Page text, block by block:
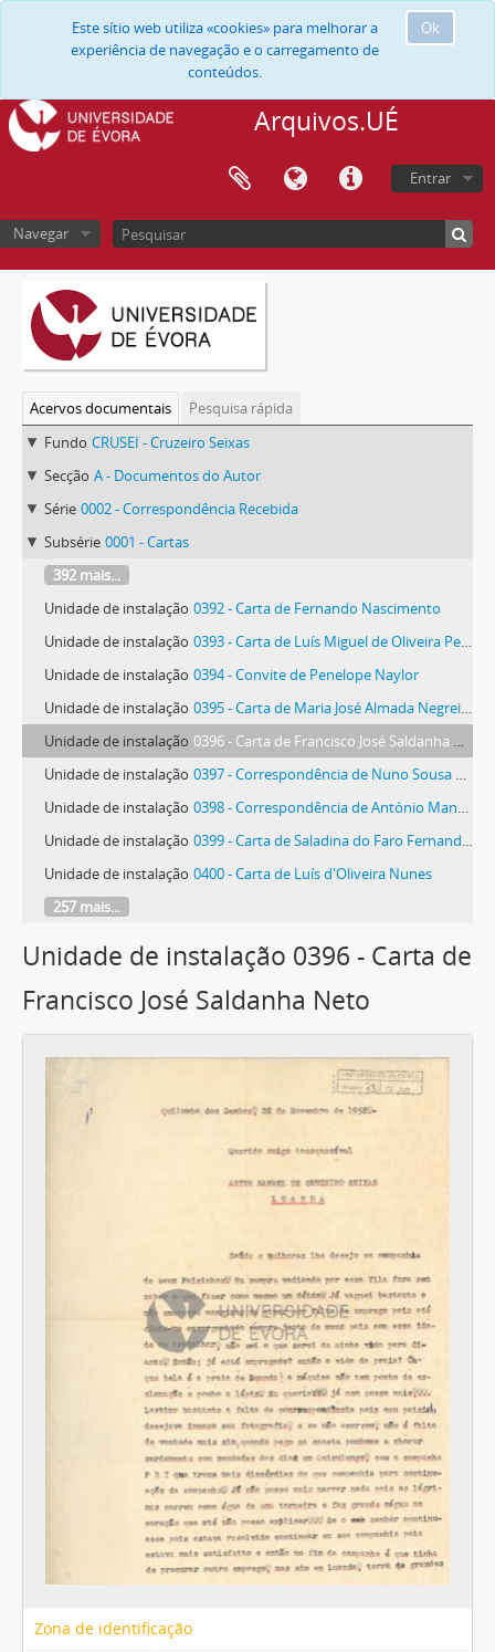
Ok
Este sítio web utiliza «cookies» para melhorar a
experiência de navegação e o carregamento de
conteúdos.
Arquivos.UÉ
Entrar
Navegar
Acervos documentais
Pesquisa rápida
Fundo CRUSEI - Cruzeiro Seixas
Secção A - Documentos do Autor
Série 0002 - Correspondência Recebida
Subsérie 0001 - Cartas
392 mais...
Unidade de instalação 0392 - Carta de Fernando Nascimento
Unidade de instalação 0393 - Carta de Luís Miguel de Oliveira Perry Nava
Unidade de instalação 0394 - Convite de Penelope Naylor
Unidade de instalação 0395 - Carta de Maria José Almada Negreiros
Unidade de instalação 0396 - Carta de Francisco José Saldanha Neto
Unidade de instalação 0397 - Correspondência de Nuno Sousa Neves
Unidade de instalação 0398 - Correspondência de António Manuel Seixas Sampaio da Nóvoa
Unidade de instalação 0399 - Carta de Saladina do Faro Fernandes Seixas Sampaio da Nóvoa
Unidade de instalação 0400 - Carta de Luís d'Oliveira Nunes
257 mais...
Unidade de instalação 0396 - Carta de
Francisco José Saldanha Neto
Zona de identificação